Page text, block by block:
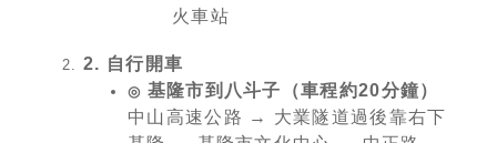
火車站
2. 自行開車
◎ 基隆市到八斗子（車程約20分鐘）
中山高速公路 → 大業隧道過後靠右下